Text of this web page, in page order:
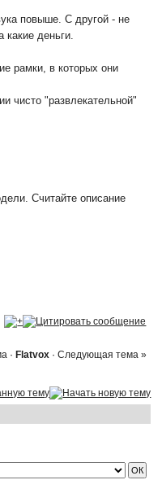
повыше. С другой - не
какие деньги.
рамки, в которых они
чисто "развлекательной"
Считайте описание
· Flatvox· Следующая тема »